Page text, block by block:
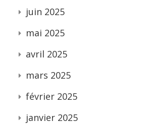
juin 2025
mai 2025
avril 2025
mars 2025
février 2025
janvier 2025